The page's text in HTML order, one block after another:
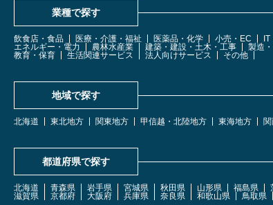
業種で探す
飲食店・食品 医療・介護・福祉 医薬品・化学 小売・EC
エネルギー・電力
農林水産業 建築・建設・土木・工事 製造
教育・保育
生活関連サービス 法人向けサービス その他
地域で探す
北海道 東北地方 関東地方 甲信越・北陸地方 東海地方
都道府県で探す
北海道 青森県 岩手県 宮城県 秋田県 山形県 福島県
滋賀県
京都府 大阪府 兵庫県 奈良県 和歌山県 鳥取県